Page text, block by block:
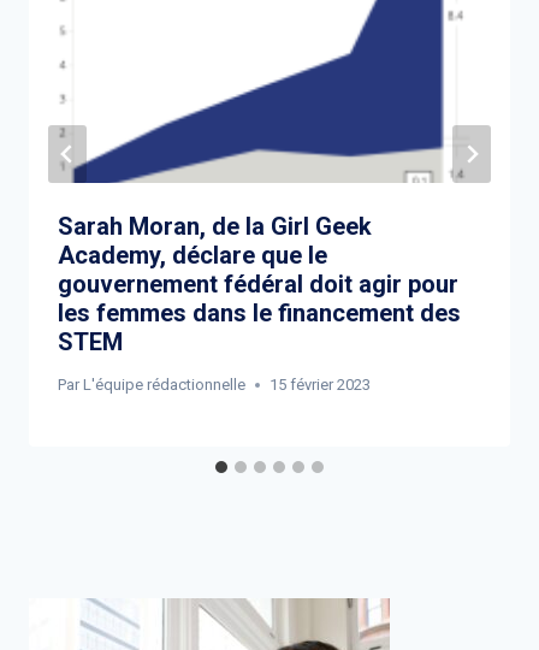
Sarah Moran, de la Girl Geek
Academy, déclare que le
gouvernement fédéral doit agir pour
les femmes dans le financement des
STEM
Par L'équipe rédactionnelle 15 février 2023